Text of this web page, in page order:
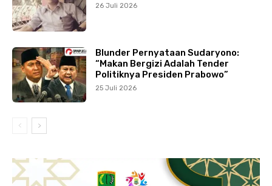
26 Juli 2026
Blunder Pernyataan Sudaryono:
“Makan Bergizi Adalah Tender
Politiknya Presiden Prabowo”
25 Juli 2026